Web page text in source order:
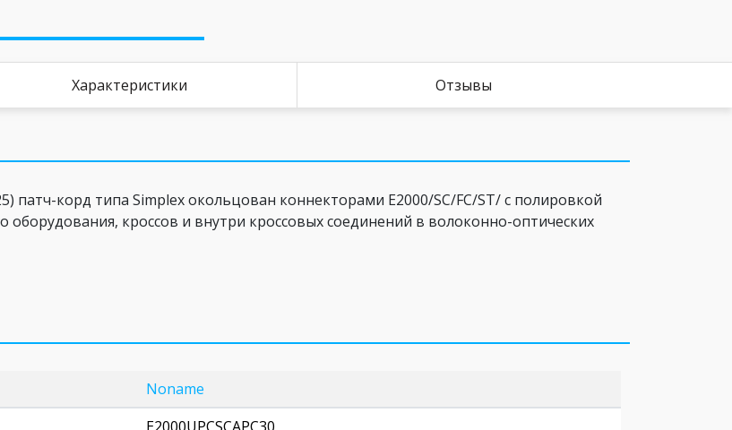
Характеристики Отзывы
корд типа Simplex окольцован коннекторами E2000/SC/FC/ST/ c полировкой
оборудования, кроссов и внутри кроссовых соединений в волоконно-оптических
Noname